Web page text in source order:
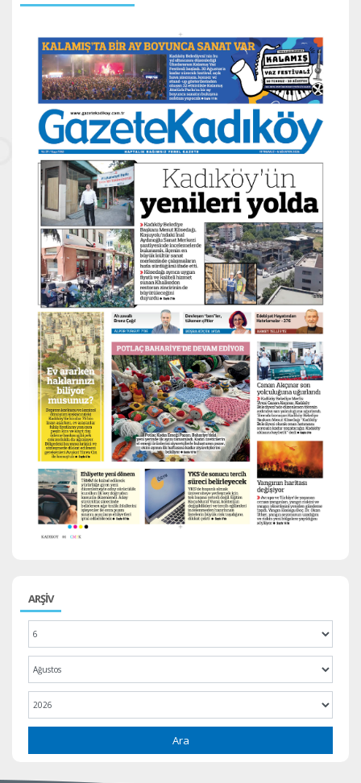
ARŞİV
Ara